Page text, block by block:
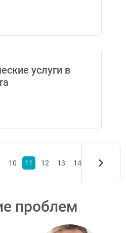
услуги в
10 11 12 13 14
проблем